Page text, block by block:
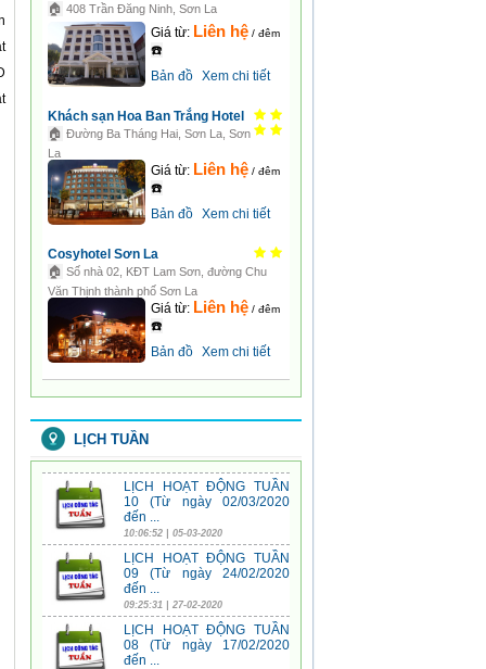
🏠 408 Trần Đăng Ninh, Sơn La
Giá từ: Liên hệ / đêm
☎️
Bản đồ Xem chi tiết
Khách sạn Hoa Ban Trắng Hotel
🏠 Đường Ba Tháng Hai, Sơn La, Sơn
La
Giá từ: Liên hệ / đêm
☎️
Bản đồ Xem chi tiết
Cosyhotel Sơn La
🏠 Số nhà 02, KĐT Lam Sơn, đường Chu
Văn Thịnh thành phố Sơn La
Giá từ: Liên hệ / đêm
☎️
Bản đồ Xem chi tiết
LỊCH TUẦN
Lịch tuần 05
08:03:26 | 20-04-2020
11 (Từ ngày 09/03/2020
đến ...
10:23:03 | 10-03-2020
LỊCH HOẠT ĐỘNG TUẦN
10 (Từ ngày 02/03/2020
đến ...
10:06:52 | 05-03-2020
LỊCH HOẠT ĐỘNG TUẦN
09 (Từ ngày 24/02/2020
đến ...
09:25:31 | 27-02-2020
LỊCH HOẠT ĐỘNG TUẦN
08 (Từ ngày 17/02/2020
đến ...